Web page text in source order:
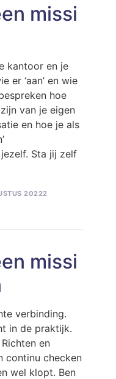
missi
kantoor en je
er ‘aan’ en wie
hoe
van je eigen
en hoe je als
Sta jij zelf
20222
missi
verbinding.
in de praktijk.
en
continu checken
wel klopt. Ben